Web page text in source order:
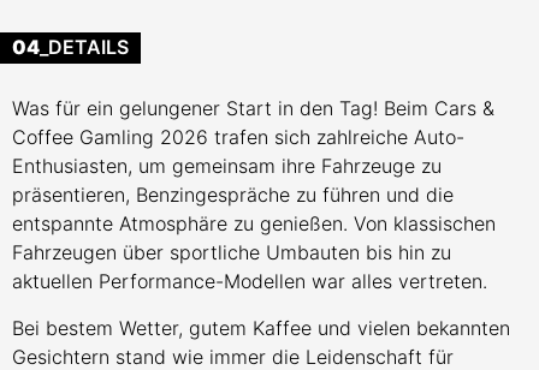
04 _DETAILS
Was für ein gelungener Start in den Tag! Beim Cars &
Coffee Gamling 2026 trafen sich zahlreiche Auto-
Enthusiasten, um gemeinsam ihre Fahrzeuge zu
präsentieren, Benzingespräche zu führen und die
entspannte Atmosphäre zu genießen. Von klassischen
Fahrzeugen über sportliche Umbauten bis hin zu
aktuellen Performance-Modellen war alles vertreten.
Bei bestem Wetter, gutem Kaffee und vielen bekannten
Gesichtern stand wie immer die Leidenschaft für